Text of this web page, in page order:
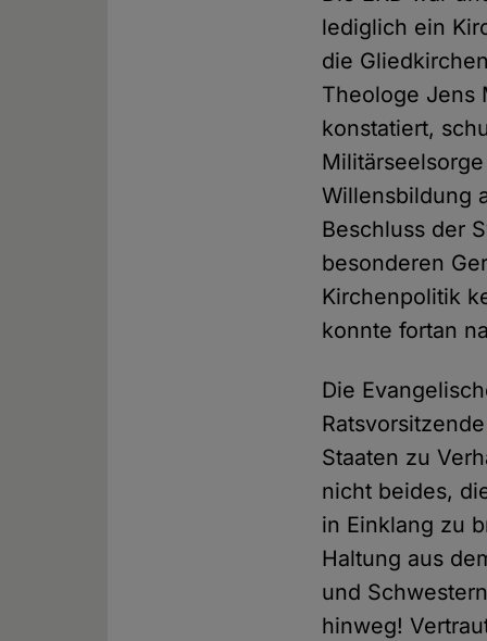
lediglich ein
die
Theologe Jens
konstatiert,
Willensbildung
Beschluss der
besonderen
Kirchenpolitik
konnte fortan
Die
Staaten zu
nicht beides,
in Einklang zu
Haltung aus
und
hinweg!